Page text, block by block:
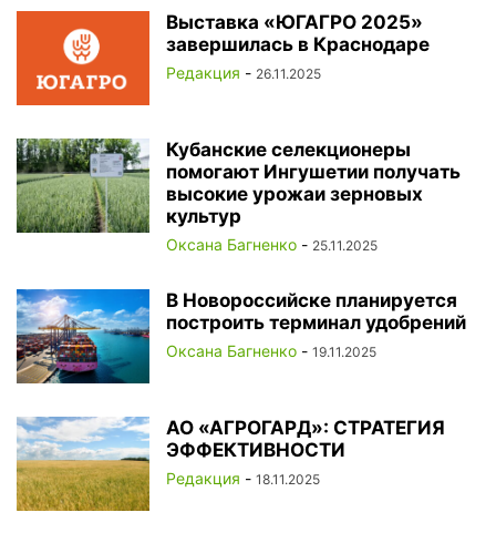
Выставка «ЮГАГРО 2025»
завершилась в Краснодаре
Редакция - 26.11.2025
Кубанские селекционеры
помогают Ингушетии получать
высокие урожаи зерновых
культур
Оксана Багненко - 25.11.2025
В Новороссийске планируется
построить терминал удобрений
Оксана Багненко - 19.11.2025
АО «АГРОГАРД»: СТРАТЕГИЯ
ЭФФЕКТИВНОСТИ
Редакция - 18.11.2025